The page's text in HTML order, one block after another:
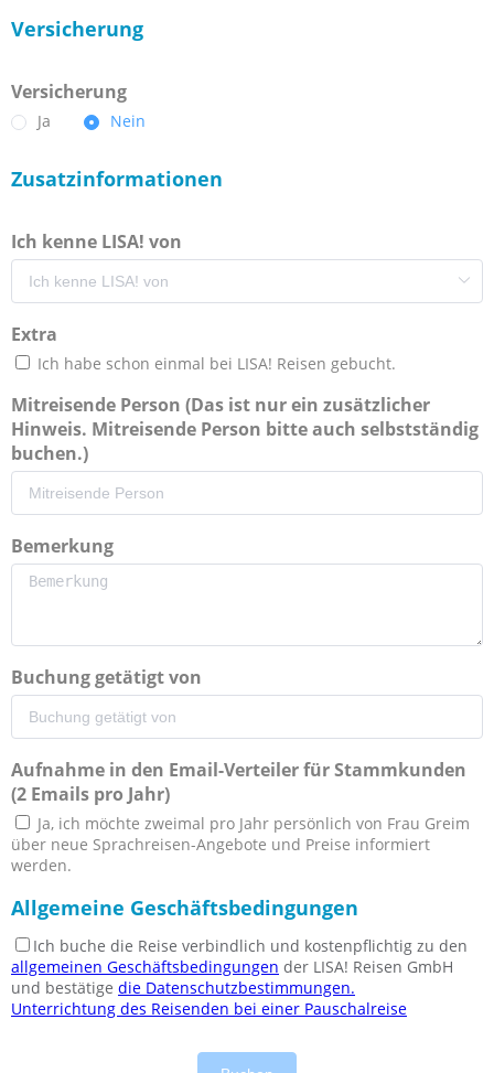
Versicherung
Versicherung
Ja Nein
Zusatzinformationen
Ich kenne LISA! von
Extra
Ich habe schon einmal bei LISA! Reisen gebucht.
Mitreisende Person (Das ist nur ein zusätzlicher
Hinweis. Mitreisende Person bitte auch selbstständig
buchen.)
Bemerkung
Buchung getätigt von
Aufnahme in den Email-Verteiler für Stammkunden
(2 Emails pro Jahr)
Ja, ich möchte zweimal pro Jahr persönlich von Frau Greim
über neue Sprachreisen-Angebote und Preise informiert
werden.
Allgemeine Geschäftsbedingungen
Ich buche die Reise verbindlich und kostenpflichtig zu den
allgemeinen Geschäftsbedingungen der LISA! Reisen GmbH
und bestätige die Datenschutzbestimmungen.
Unterrichtung des Reisenden bei einer Pauschalreise